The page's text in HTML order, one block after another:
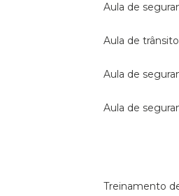
aula de
aula de
aula de
aula de
treinamento